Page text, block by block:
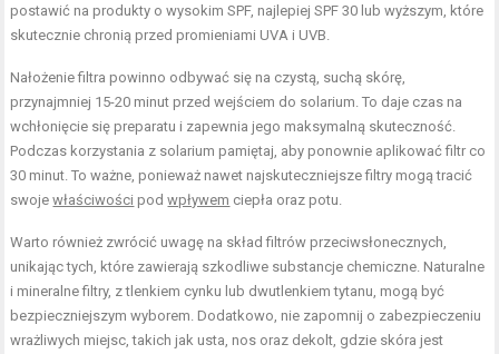
postawić na produkty o wysokim SPF, najlepiej SPF 30 lub wyższym, które
skutecznie chronią przed promieniami UVA i UVB.
Nałożenie filtra powinno odbywać się na czystą, suchą skórę,
przynajmniej 15-20 minut przed wejściem do solarium. To daje czas na
wchłonięcie się preparatu i zapewnia jego maksymalną skuteczność.
Podczas korzystania z solarium pamiętaj, aby ponownie aplikować filtr co
30 minut. To ważne, ponieważ nawet najskuteczniejsze filtry mogą tracić
swojewłaściwości podwpływem ciepła oraz potu.
Warto również zwrócić uwagę na skład filtrów przeciwsłonecznych,
unikając tych, które zawierają szkodliwe substancje chemiczne. Naturalne
i mineralne filtry, z tlenkiem cynku lub dwutlenkiem tytanu, mogą być
bezpieczniejszym wyborem. Dodatkowo, nie zapomnij o zabezpieczeniu
wrażliwych miejsc, takich jak usta, nos oraz dekolt, gdzie skóra jest